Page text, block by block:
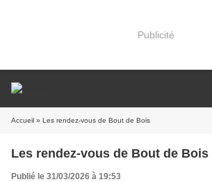
Publicité
Accueil » Les rendez-vous de Bout de Bois
Les rendez-vous de Bout de Bois
Publié le 31/03/2026 à 19:53